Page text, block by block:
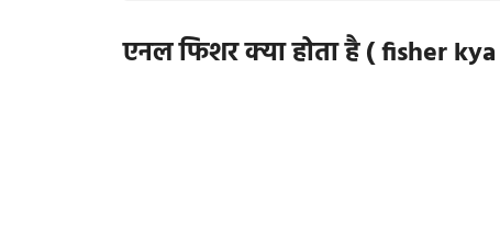
एनलफिशर क्या होता है ( fisher